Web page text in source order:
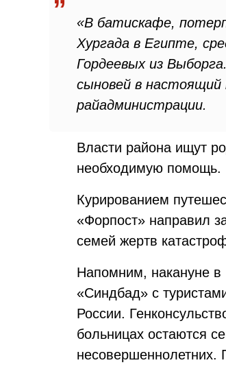
«В батискафе,
Хургада в Египте,
Гордеевых из
сыновей в
райадминистрации.
Власти района ищут
необходимую помощь.
Курированием
«Форпост» направил
семей жертв
Напомним, накануне в
«Синдбад» с
России.
больницах остаются
несовершеннолетних.